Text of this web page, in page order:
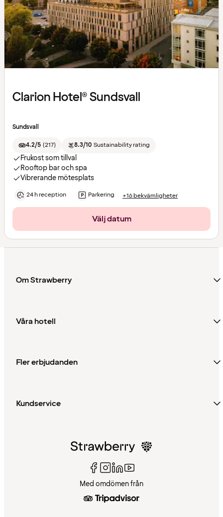
Clarion Hotel® Sundsvall
Sundsvall
4.2/5 (217) 8.3/10 Sustainability rating
Frukost som tillval
Rooftop bar och spa
Vibrerande mötesplats
24 h reception Parkering +16 bekvämligheter
Välj datum
Om Strawberry
Våra hotell
Fler erbjudanden
Kundservice
Med omdömen från